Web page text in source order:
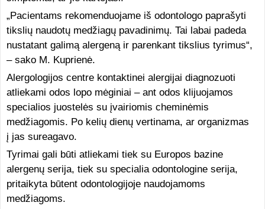
„Pacientams rekomenduojame iš odontologo paprašyti
tikslių naudotų medžiagų pavadinimų. Tai labai padeda
nustatant galimą alergeną ir parenkant tikslius tyrimus“,
– sako M. Kuprienė.
Alergologijos centre kontaktinei alergijai diagnozuoti
atliekami odos lopo mėginiai – ant odos klijuojamos
specialios juostelės su įvairiomis cheminėmis
medžiagomis. Po kelių dienų vertinama, ar organizmas
į jas sureagavo.
Tyrimai gali būti atliekami tiek su Europos bazine
alergenų serija, tiek su specialia odontologine serija,
pritaikyta būtent odontologijoje naudojamoms
medžiagoms.